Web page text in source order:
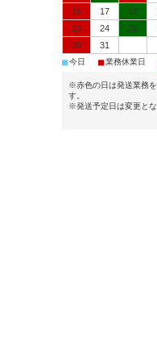
16 17 18
23
24 25
30
31
■今日 ■業務休業日
※赤色の日は発送業務
す。
※発送予定日は変更とな